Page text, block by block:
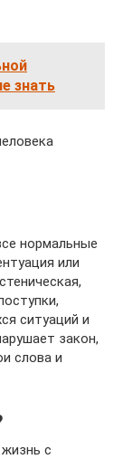
знать
нормальные
или
ситуаций и
закон,
слова и
с